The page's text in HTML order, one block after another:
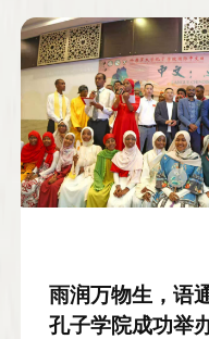
雨润万物生，语
孔子学院成功举